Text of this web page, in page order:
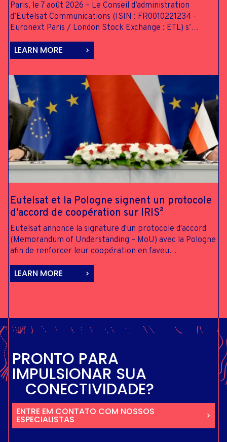
Paris, le 7 août 2026 – Le Conseil d’administration
d’Eutelsat Communications (ISIN : FR0010221234 -
Euronext Paris / London Stock Exchange : ETL) s’…
LEARN MORE
Eutelsat et la Pologne signent un protocole
d'accord de coopération sur IRIS²
Eutelsat annonce la signature d'un protocole d'accord
(Memorandum of Understanding – MoU) avec la Pologne
afin de renforcer leur coopération en faveu…
LEARN MORE
PRONTO PARA
IMPULSIONAR SUA
CONECTIVIDADE?
ENTRE EM CONTATO COM NOSSOS
ESPECIALISTAS